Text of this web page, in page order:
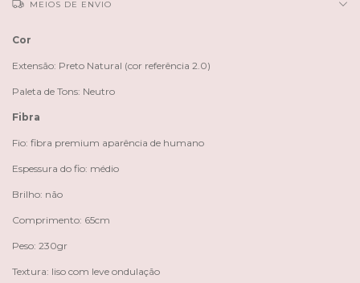
MEIOS DE ENVIO
Cor
Extensão: Preto Natural (cor referência 2.0)
Paleta de Tons: Neutro
Fibra
Fio: fibra premium aparência de humano
Espessura do fio: médio
Brilho: não
Comprimento: 65cm
Peso: 230gr
Textura: liso com leve ondulação